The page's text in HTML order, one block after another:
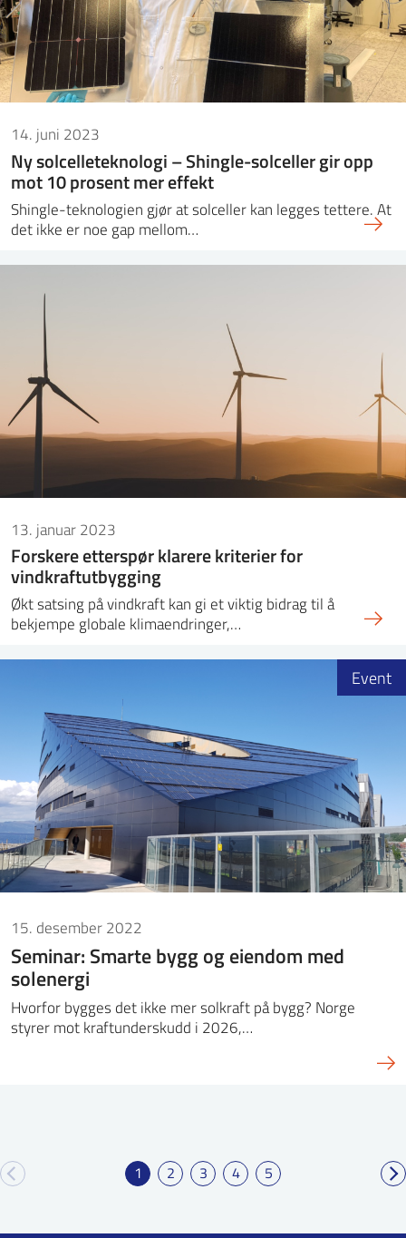
14. juni 2023
Ny solcelleteknologi – Shingle-solceller gir opp
mot 10 prosent mer effekt
Shingle-teknologien gjør at solceller kan legges tettere. At
det ikke er noe gap mellom…
13. januar 2023
Forskere etterspør klarere kriterier for
vindkraftutbygging
Økt satsing på vindkraft kan gi et viktig bidrag til å
bekjempe globale klimaendringer,…
15. desember 2022
Seminar: Smarte bygg og eiendom med
solenergi
Hvorfor bygges det ikke mer solkraft på bygg? Norge
styrer mot kraftunderskudd i 2026,…
Event
1 2 3 4 5